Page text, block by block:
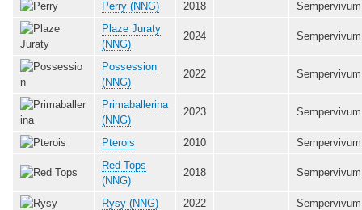
Perry (NNG) 2018
Sempervivum
Plaze Juraty
(NNG)
2024 Sempervivum
Possession
(NNG)
2022 Sempervivum
Primaballerina
(NNG)
2023 Sempervivum
Pterois 2010
Sempervivum
Red Tops
(NNG)
2018 Sempervivum
Rysy (NNG) 2022
Sempervivum